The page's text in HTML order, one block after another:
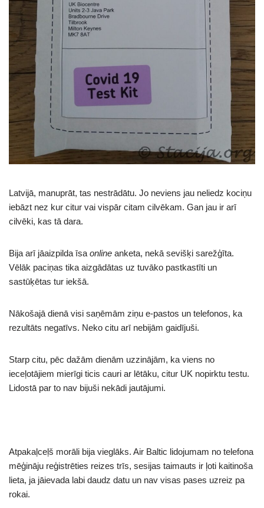
Latvijā, manuprāt, tas nestrādātu. Jo neviens jau neliedz kociņu
iebāzt nez kur citur vai vispār citam cilvēkam. Gan jau ir arī
cilvēki, kas tā dara.
Bija arī jāaizpilda īsa online anketa, nekā sevišķi sarežģīta.
Vēlāk paciņas tika aizgādātas uz tuvāko pastkastīti un
sastūķētas tur iekšā.
Nākošajā dienā visi saņēmām ziņu e-pastos un telefonos, ka
rezultāts negatīvs. Neko citu arī nebijām gaidījuši.
Starp citu, pēc dažām dienām uzzinājām, ka viens no
ieceļotājiem mierīgi ticis cauri ar lētāku, citur UK nopirktu testu.
Lidostā par to nav bijuši nekādi jautājumi.
Atpakaļceļš morāli bija vieglāks. Air Baltic lidojumam no telefona
mēģināju reģistrēties reizes trīs, sesijas taimauts ir ļoti kaitinoša
lieta, ja jāievada labi daudz datu un nav visas pases uzreiz pa
rokai.